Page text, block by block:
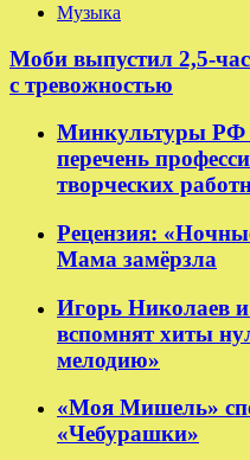
Музыка
Моби выпустил 2,5-
с тревожностью
Минкультуры РФ
перечень
творческих
Рецензия:
Мама замёрзла
Игорь Николаев
вспомнят хиты
мелодию»
«Моя Мишель»
«Чебурашки»